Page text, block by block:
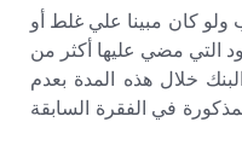
كان مبينا علي غلط أو
التي مضي عليها أكثر من
خلال هذه المدة بعدم
في الفقرة السابقة